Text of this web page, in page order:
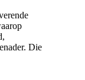
Die